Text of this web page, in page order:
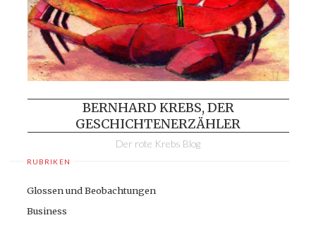
BERNHARD KREBS, DER
GESCHICHTENERZÄHLER
Der rote Krebs Blog
RUBRIKEN
Glossen und Beobachtungen
Business